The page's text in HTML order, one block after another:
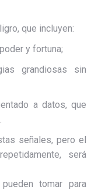
que incluyen:
y fortuna;
grandiosas sin
a datos, que
señales, pero el
será
tomar para